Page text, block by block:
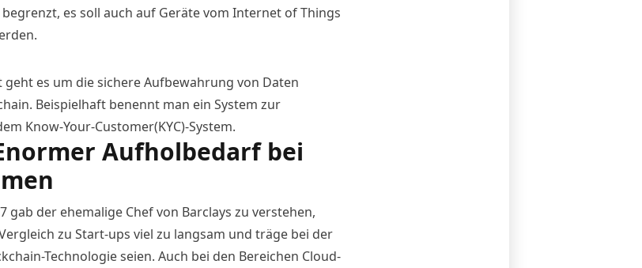
es soll auch auf Geräte vom Internet of Things
geht es um die sichere Aufbewahrung von Daten
Beispielhaft benennt man ein System zur
Know-Your-Customer(KYC)-System.
Aufholbedarf bei
gab der ehemalige Chef von Barclays zu verstehen,
zu Start-ups viel zu langsam und träge bei der
Technologie seien. Auch bei den Bereichen Cloud-